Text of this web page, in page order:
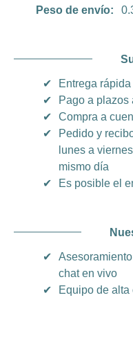
Peso de envío:
✔
Entrega
✔
Pago a plazos
✔
Compra a
✔
Pedido y
lunes a
mismo día
✔
Es posible el
✔
chat en vivo
✔
Equipo de alta